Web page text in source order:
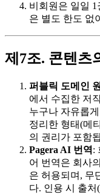
비회원은 일일
은 별도 한도 없
제7조. 콘텐츠
퍼블릭 도메인
에서 수집한 저
누구나 자유롭
정리한 형태(메
의 권리가 포함
Pagera AI 번역:
어 번역은 회사
은 허용되며, 무
다. 인용 시 출처